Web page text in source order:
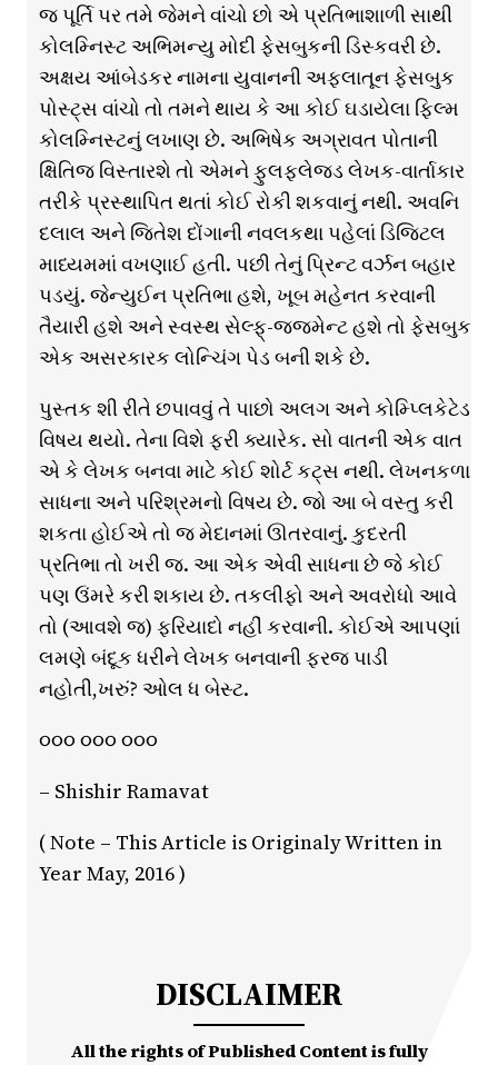
જ પૂર્તિ પર તમે જેમને વાંચો છો એ પ્રતિભાશાળી સાથી
કોલમ્નિસ્ટ અભિમન્યુ મોદી ફેસબુકની ડિસ્કવરી છે.
અક્ષય આંબેડકર નામના યુવાનની અફ્લાતૂન ફેસબુક
પોસ્ટ્સ વાંચો તો તમને થાય કે આ કોઈ ઘડાયેલા ફિલ્મ
કોલમ્નિસ્ટનું લખાણ છે. અભિષેક અગ્રાવત પોતાની
ક્ષિતિજ વિસ્તારશે તો એમને ફુલફ્લેજ્ડ લેખક-વાર્તાકાર
તરીકે પ્રસ્થાપિત થતાં કોઈ રોકી શકવાનું નથી. અવનિ
દલાલ અને જિતેશ દોંગાની નવલકથા પહેલાં ડિજિટલ
માધ્યમમાં વખણાઈ હતી. પછી તેનું પ્રિન્ટ વર્ઝન બહાર
પડયું. જેન્યુઈન પ્રતિભા હશે, ખૂબ મહેનત કરવાની
તૈયારી હશે અને સ્વસ્થ સેલ્ફ્-જજમેન્ટ હશે તો ફેસબુક
એક અસરકારક લોન્ચિંગ પેડ બની શકે છે.
પુસ્તક શી રીતે છપાવવું તે પાછો અલગ અને કોમ્પ્લિકેટેડ
વિષય થયો. તેના વિશે ફરી ક્યારેક. સો વાતની એક વાત
એ કે લેખક બનવા માટે કોઈ શોર્ટ કટ્સ નથી. લેખનકળા
સાધના અને પરિશ્રમનો વિષય છે. જો આ બે વસ્તુ કરી
શકતા હોઈએ તો જ મેદાનમાં ઊતરવાનું. કુદરતી
પ્રતિભા તો ખરી જ. આ એક એવી સાધના છે જે કોઈ
પણ ઉંમરે કરી શકાય છે. તકલીફો અને અવરોધો આવે
તો (આવશે જ) ફરિયાદો નહીં કરવાની. કોઈએ આપણાં
લમણે બંદૂક ધરીને લેખક બનવાની ફરજ પાડી
નહોતી,ખરું? ઓલ ધ બેસ્ટ.
૦૦૦ ૦૦૦ ૦૦૦
– Shishir Ramavat
( Note – This Article is Originaly Written in
Year May, 2016 )
DISCLAIMER
All the rights of Published Content is fully